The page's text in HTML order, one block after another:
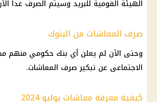
الهيئة القومية للبريد وسيتم الصرف غدا
صرف المعاشات من البنوك
وحتى الآن لم يعلن أي بنك حكومي منهم
الاجتماعى عن تبكير صرف المعاشات.
كيفية معرفة معاشات يوليو 2024